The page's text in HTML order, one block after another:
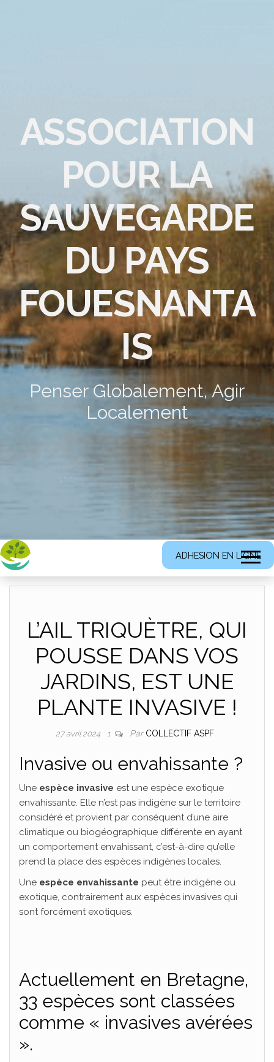
ASSOCIATION
POUR LA
SAUVEGARDE
DU PAYS
FOUESNANTA
IS
Penser Globalement, Agir
Localement
ADHESION EN LIGNE
L’AIL TRIQUÈTRE, QUI
POUSSE DANS VOS
JARDINS, EST UNE
PLANTE INVASIVE !
27 avril 2024 1 Par COLLECTIF ASPF
Invasive ou envahissante ?
Une espèce invasive est une espèce exotique
envahissante. Elle n’est pas indigène sur le territoire
considéré et provient par conséquent d’une aire
climatique ou biogéographique différente en ayant
un comportement envahissant, c’est-à-dire qu’elle
prend la place des espèces indigènes locales.
Une espèce envahissante peut être indigène ou
exotique, contrairement aux espèces invasives qui
sont forcément exotiques.
Actuellement en Bretagne,
33 espèces sont classées
comme « invasives avérées
».